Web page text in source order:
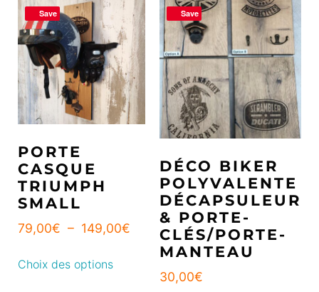
Save
PORTE
CASQUE
TRIUMPH
SMALL
79,00€ – 149,00€
Choix des options
Save
DÉCO BIKER
POLYVALENTE
DÉCAPSULEUR
& PORTE-
CLÉS/PORTE-
MANTEAU
30,00€